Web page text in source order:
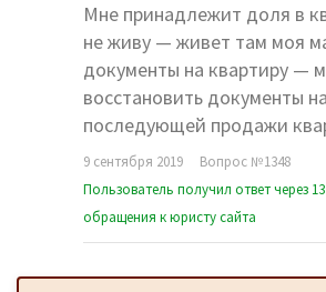
Мне принадлежит доля в
не живу — живет там моя
документы на квартиру —
восстановить документы
последующей продажи
9 сентября 2019 Вопрос №1348
Пользователь получил ответ через
обращения к юристу сайта